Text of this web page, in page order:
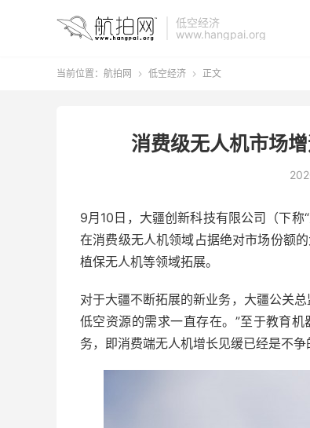
低空经济
www.hangpai.org
当前位置： 航拍网  低空经济  正文
消费级无人机市场
9月10日，大疆创新科技有限公司（下
在消费级无人机领域占据绝对市场份额
植保无人机等领域拓展。
对于大疆不断拓展的新业务，大疆公关
低空资源的需求一直存在。”至于教育
务，即消费端无人机增长见缓已经是不争